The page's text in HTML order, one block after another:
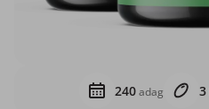
240adag 3